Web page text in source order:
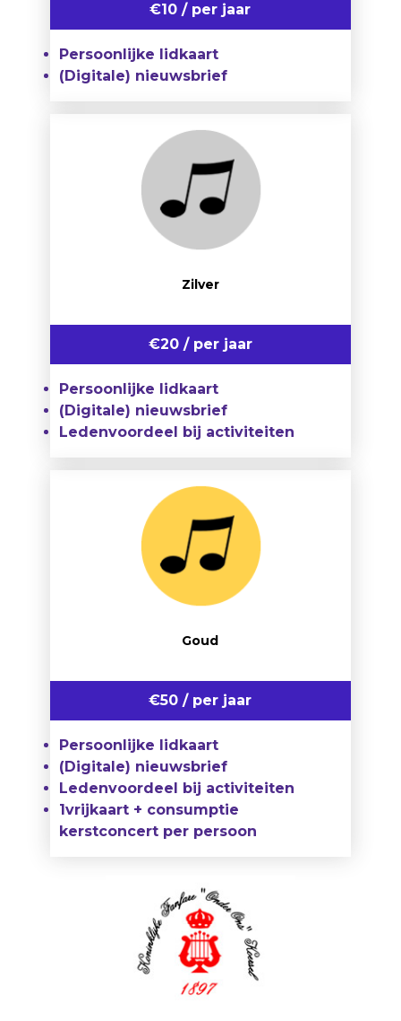
€10 / per jaar
Persoonlijke lidkaart
(Digitale) nieuwsbrief
Zilver
€20 / per jaar
Persoonlijke lidkaart
(Digitale) nieuwsbrief
Ledenvoordeel bij activiteiten
Goud
€50 / per jaar
Persoonlijke lidkaart
(Digitale) nieuwsbrief
Ledenvoordeel bij activiteiten
1vrijkaart + consumptie
kerstconcert per persoon